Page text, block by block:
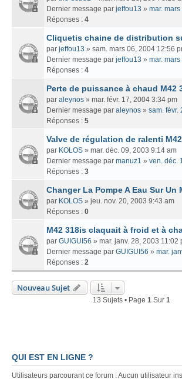
Dernier message par jeffou13 » mar.
Réponses : 4
Cliquetis chaine de distribution
par jeffou13 » sam. mars 06, 2004 12:56
Dernier message par jeffou13 » mar.
Réponses : 4
Perte de puissance à chaud M42
par aleynos » mar. févr. 17, 2004 3:34 pm
Dernier message par aleynos » sam. févr.
Réponses : 5
Valve de régulation de ralenti M42
par KOLOS » mar. déc. 09, 2003 9:14 am
Dernier message par manuz1 » ven. déc.
Réponses : 3
Changer La Pompe A Eau Sur Un
par KOLOS » jeu. nov. 20, 2003 9:43 am
Réponses : 0
M42 318is claquait à froid et à
par GUIGUI56 » mar. janv. 28, 2003 11:02
Dernier message par GUIGUI56 » mar.
Réponses : 2
Nouveau Sujet
13 Sujets • Page 1 Sur 1
QUI EST EN LIGNE ?
Utilisateurs parcourant ce forum : Aucun utilisateur